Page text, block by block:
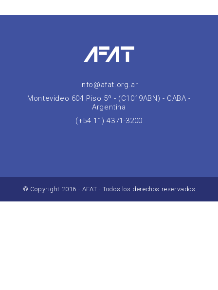
info@afat.org.ar
Montevideo 604 Piso 5º - (C1019ABN) - CABA -
Argentina
(+54 11) 4371-3200
© Copyright 2016 - AFAT - Todos los derechos reservados